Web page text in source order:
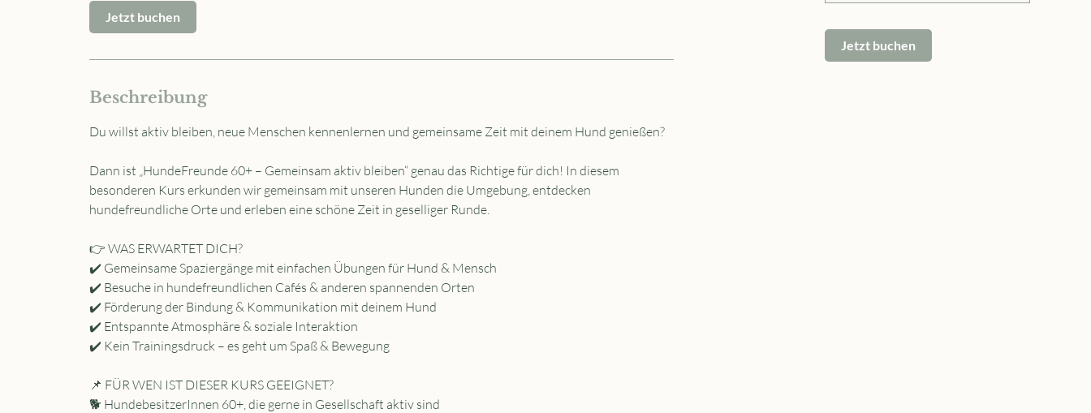
Jetzt buchen
Beschreibung
Du willst aktiv bleiben, neue Menschen kennenlernen und gemeinsame Zeit mit deinem Hund genießen?
Dann ist „HundeFreunde 60+ – Gemeinsam aktiv bleiben“ genau das Richtige für dich! In diesem
besonderen Kurs erkunden wir gemeinsam mit unseren Hunden die Umgebung, entdecken
hundefreundliche Orte und erleben eine schöne Zeit in geselliger Runde.
👉 WAS ERWARTET DICH?
✔️ Gemeinsame Spaziergänge mit einfachen Übungen für Hund & Mensch
✔️ Besuche in hundefreundlichen Cafés & anderen spannenden Orten
✔️ Förderung der Bindung & Kommunikation mit deinem Hund
✔️ Entspannte Atmosphäre & soziale Interaktion
✔️ Kein Trainingsdruck – es geht um Spaß & Bewegung
📌 FÜR WEN IST DIESER KURS GEEIGNET?
🐕 HundebesitzerInnen 60+, die gerne in Gesellschaft aktiv sind
Jetzt buchen